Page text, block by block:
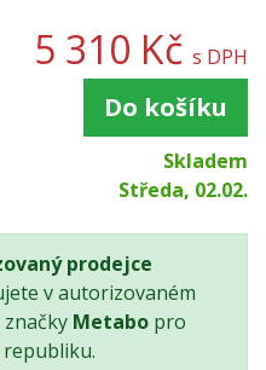
5 310 Kč s DPH
Do košíku
Skladem
Středa, 02.02.
prodejce
v autorizovaném
Metabo pro
republiku.